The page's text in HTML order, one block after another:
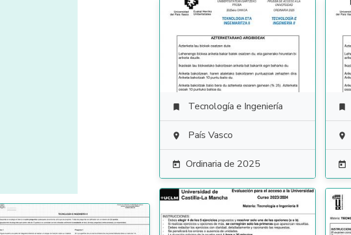
 Tecnología e Ingeniería
 País Vasco
 Ordinaria de 2025


